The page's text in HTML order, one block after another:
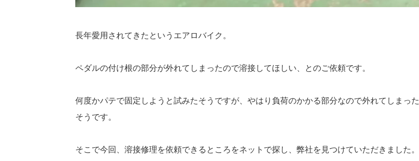
長年愛用されてきたというエアロバイク。
ペダルの付け根の部分が外れてしまったので溶接してほしい、とのご依頼です。
何度かパテで固定しようと試みたそうですが、やはり負荷のかかる部分なので外れてしまった
そうです。
そこで今回、溶接修理を依頼できるところをネットで探し、弊社を見つけていただきました。